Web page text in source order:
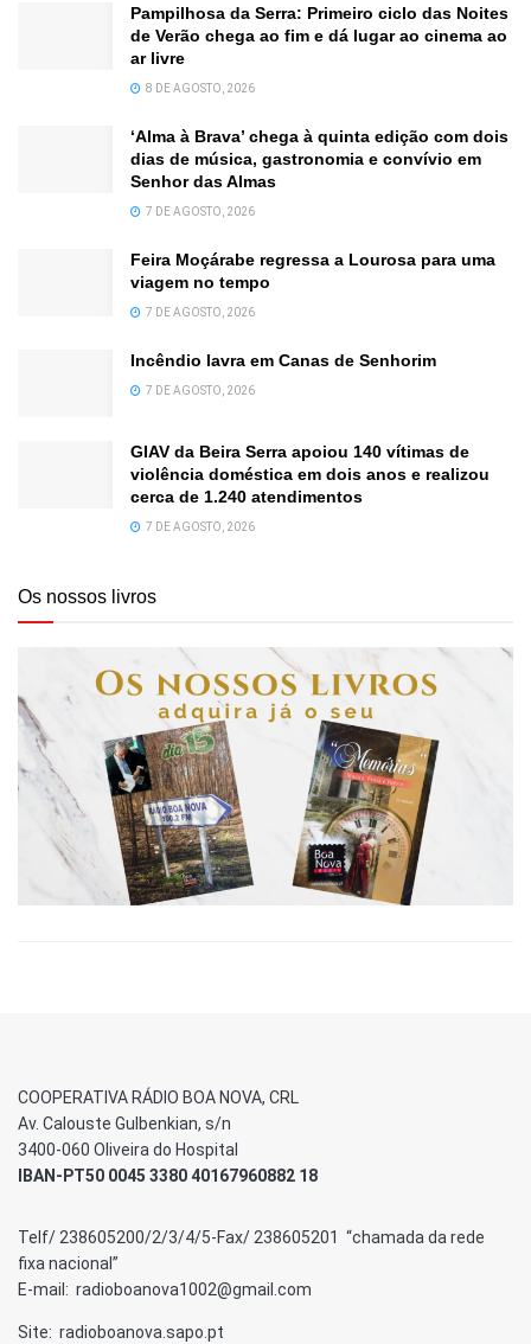
Pampilhosa da Serra: Primeiro ciclo das Noites
de Verão chega ao fim e dá lugar ao cinema ao
ar livre
8 DE AGOSTO, 2026
‘Alma à Brava’ chega à quinta edição com dois
dias de música, gastronomia e convívio em
Senhor das Almas
7 DE AGOSTO, 2026
Feira Moçárabe regressa a Lourosa para uma
viagem no tempo
7 DE AGOSTO, 2026
Incêndio lavra em Canas de Senhorim
7 DE AGOSTO, 2026
GIAV da Beira Serra apoiou 140 vítimas de
violência doméstica em dois anos e realizou
cerca de 1.240 atendimentos
7 DE AGOSTO, 2026
Os nossos livros
COOPERATIVA RÁDIO BOA NOVA, CRL
Av. Calouste Gulbenkian, s/n
3400-060 Oliveira do Hospital
IBAN-PT50 0045 3380 40167960882 18
Telf/ 238605200/2/3/4/5-Fax/ 238605201 “chamada da rede
fixa nacional”
E-mail: radioboanova1002@gmail.com
Site: radioboanova.sapo.pt